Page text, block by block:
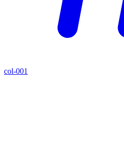
col-001